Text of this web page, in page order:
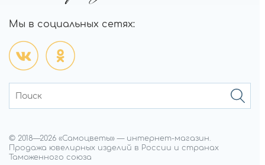
Мы в социальных сетях:
© 2018—2026 «Самоцветы» — интернет-магазин.
Продажа ювелирных изделий в России и странах
Таможенного союза